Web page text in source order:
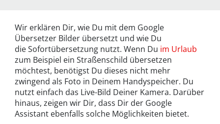
Wir erklären Dir, wie Du mit dem Google
Übersetzer Bilder übersetzt und wie Du
die Sofortübersetzung nutzt. Wenn Du im Urlaub
zum Beispiel ein Straßenschild übersetzen
möchtest, benötigst Du dieses nicht mehr
zwingend als Foto in Deinem Handyspeicher. Du
nutzt einfach das Live-Bild Deiner Kamera. Darüber
hinaus, zeigen wir Dir, dass Dir der Google
Assistant ebenfalls solche Möglichkeiten bietet.